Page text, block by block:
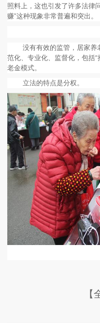
照料上，这也引发了许多法律
赚”这种现象非常普遍和突出。
没有有效的监管，居家
范化、专业化、监督化，包括“
老金模式。
立法的特点是分权。
【